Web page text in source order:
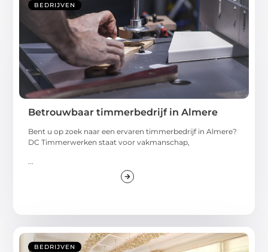
BEDRIJVEN
Betrouwbaar timmerbedrijf in Almere
Bent u op zoek naar een ervaren timmerbedrijf in Almere?
DC Timmerwerken staat voor vakmanschap,
...
BEDRIJVEN